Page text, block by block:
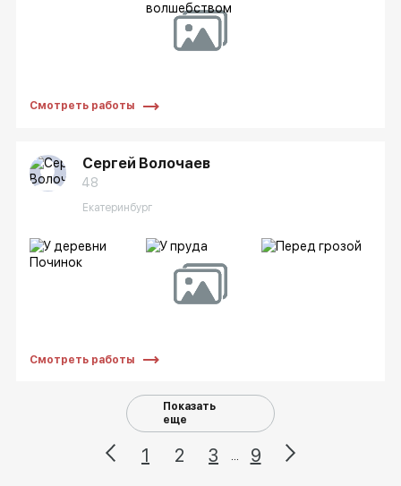
Смотреть работы
Сергей Волочаев
48
Екатеринбург
Смотреть работы
Показать
еще
1 2 3 ... 9